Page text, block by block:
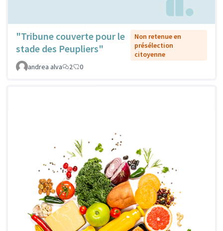
"Tribune couverte pour le
stade des Peupliers"
Non retenue en
présélection
citoyenne
andrea alva
2 0